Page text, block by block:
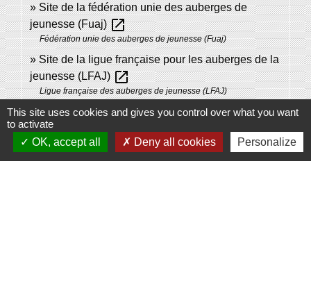
Site de la fédération unie des auberges de
jeunesse (Fuaj)open_in_new
Fédération unie des auberges de jeunesse (Fuaj)
Site de la ligue française pour les auberges de la
jeunesse (LFAJ)open_in_new
Ligue française des auberges de jeunesse (LFAJ)
Signaler une erreur sur cette page
This site uses cookies and gives you control over what you want
to activate
OK, accept all
Deny all cookies Personalize